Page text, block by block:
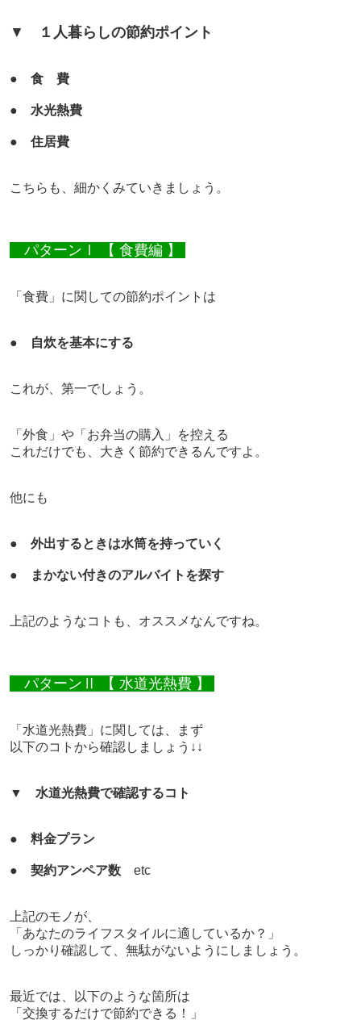
▼ １人暮らしの節約ポイント
● 食 費
● 水光熱費
● 住居費
こちらも、 細かくみていきましょう。
パターンⅠ 【 食費編 】
「食費」に関しての節約ポイントは
● 自炊を基本にする
これが、第一でしょう。
「外食」や「お弁当の購入」を控える
これだけでも、大きく節約できるんですよ。
他にも
● 外出するときは水筒を持っていく
● まかない付きのアルバイトを探す
上記のようなコトも、オススメなんですね。
パターンⅡ 【 水道光熱費 】
「水道光熱費」に関しては、まず
以下のコトから確認しましょう↓↓
▼ 水道光熱費で確認するコト
● 料金プラン
● 契約アンペア数etc
上記のモノが、
「あなたのライフスタイルに適しているか？」
しっかり確認して、無駄がないようにしましょう。
最近では、以下のような箇所は
「交換するだけで節約できる！」